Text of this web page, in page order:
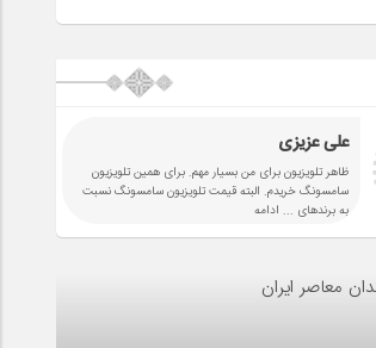
علی عزیزی
ظاهر تلویزیون برای من بسیار مهم. برای همین تلویزیون
سامسونگ خریدم. البته قیمت تلویزیون سامسونگ نسبت
به برندهای ... ادامه